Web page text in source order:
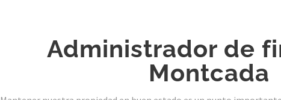
Administrador de
Montcada